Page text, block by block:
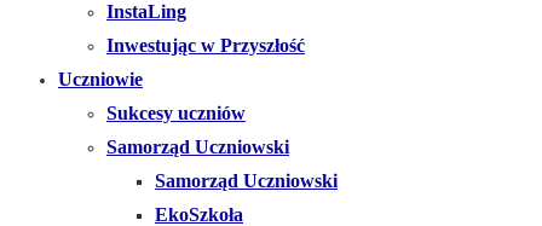
InstaLing
Inwestując w Przyszłość
Uczniowie
Sukcesy uczniów
Samorząd Uczniowski
Samorząd Uczniowski
EkoSzkoła